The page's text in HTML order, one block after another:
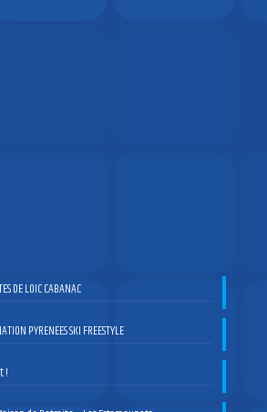
DE LOIC CABANAC
PYRENEES SKI FREESTYLE
!